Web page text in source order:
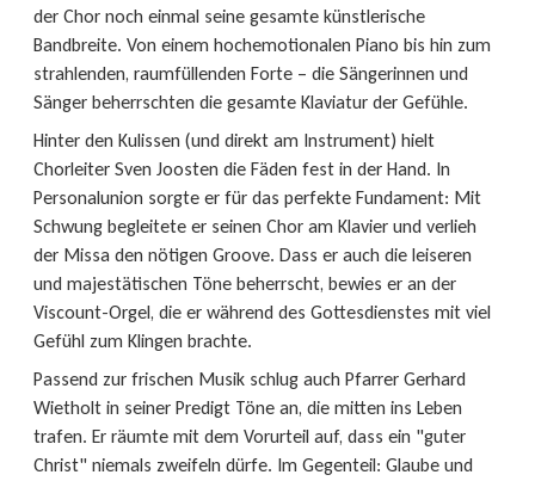
der Chor noch einmal seine gesamte künstlerische
Bandbreite. Von einem hochemotionalen Piano bis hin zum
strahlenden, raumfüllenden Forte – die Sängerinnen und
Sänger beherrschten die gesamte Klaviatur der Gefühle.
Hinter den Kulissen (und direkt am Instrument) hielt
Chorleiter Sven Joosten die Fäden fest in der Hand. In
Personalunion sorgte er für das perfekte Fundament: Mit
Schwung begleitete er seinen Chor am Klavier und verlieh
der Missa den nötigen Groove. Dass er auch die leiseren
und majestätischen Töne beherrscht, bewies er an der
Viscount-Orgel, die er während des Gottesdienstes mit viel
Gefühl zum Klingen brachte.
Passend zur frischen Musik schlug auch Pfarrer Gerhard
Wietholt in seiner Predigt Töne an, die mitten ins Leben
trafen. Er räumte mit dem Vorurteil auf, dass ein "guter
Christ" niemals zweifeln dürfe. Im Gegenteil: Glaube und